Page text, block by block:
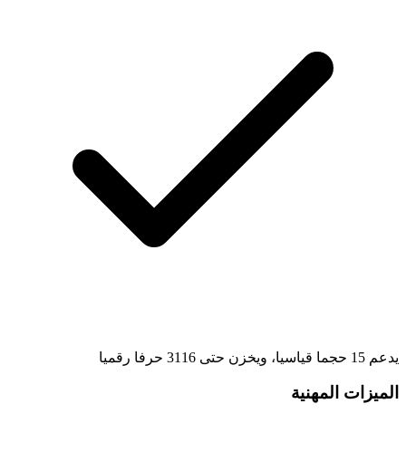
يدعم 15 حجما قياسيا، ويخزن حتى 3116 حرفا رقميا
الميزات المهنية